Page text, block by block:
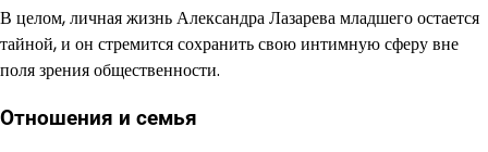
В целом, личная жизнь Александра Лазарева младшего остается
тайной, и он стремится сохранить свою интимную сферу вне
поля зрения общественности.
Отношения и семья